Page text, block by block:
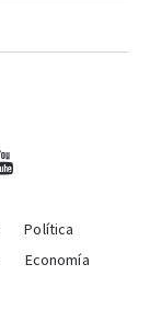
Política
Economía